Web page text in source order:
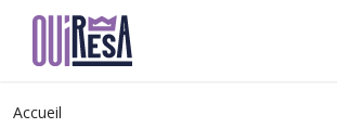
contenu
Accueil